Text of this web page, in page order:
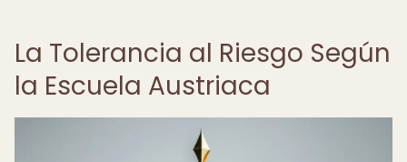
La Tolerancia al Riesgo Según
la Escuela Austriaca